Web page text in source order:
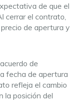
de que el
cerrar el contrato,
de apertura y
de
fecha de apertura
refleja el cambio
la posición del